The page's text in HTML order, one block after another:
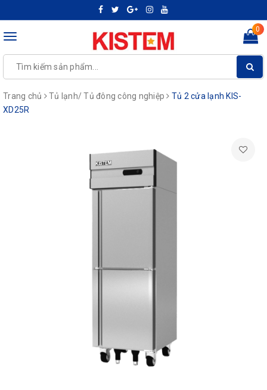
Toggle
0
Trang chủ Tủ lạnh/ Tủ đông công nghiệp
Tủ 2 cửa lạnh KIS-
XD25R